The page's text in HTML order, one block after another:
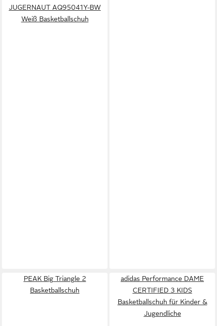
JUGERNAUT AQ95041Y-BW
Weiß Basketballschuh
PEAK Big Triangle 2
Basketballschuh
adidas Performance DAME
CERTIFIED 3 KIDS
Basketballschuh für Kinder &
Jugendliche